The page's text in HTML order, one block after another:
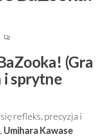
(Gra
i sprytne
refleks, precyzja i
Umihara Kawase